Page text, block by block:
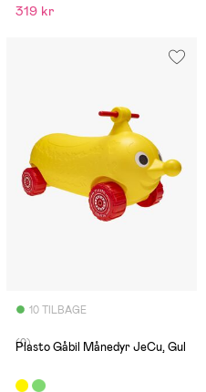
319 kr
10 TILBAGE
(0)
Plasto Gåbil Månedyr JeCu, Gul